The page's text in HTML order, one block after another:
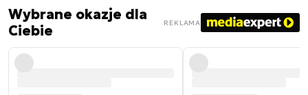
Wybrane okazje dla
Ciebie
REKLAMA